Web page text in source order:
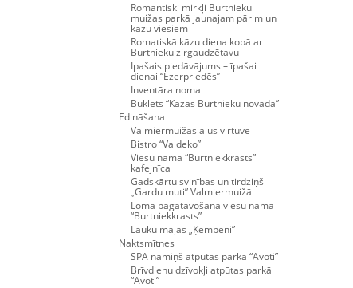
Romantiski mirkļi Burtnieku
muižas parkā jaunajam pārim un
kāzu viesiem
Romatiskā kāzu diena kopā ar
Burtnieku zirgaudzētavu
Īpašais piedāvājums – īpašai
dienai “Ezerpriedēs”
Inventāra noma
Buklets “Kāzas Burtnieku novadā”
Ēdināšana
Valmiermuižas alus virtuve
Bistro “Valdeko”
Viesu nama “Burtniekkrasts”
kafejnīca
Gadskārtu svinības un tirdziņš
„Gardu muti” Valmiermuižā
Loma pagatavošana viesu namā
“Burtniekkrasts”
Lauku mājas „Ķempēni”
Naktsmītnes
SPA namiņš atpūtas parkā “Avoti”
Brīvdienu dzīvokļi atpūtas parkā
“Avoti”